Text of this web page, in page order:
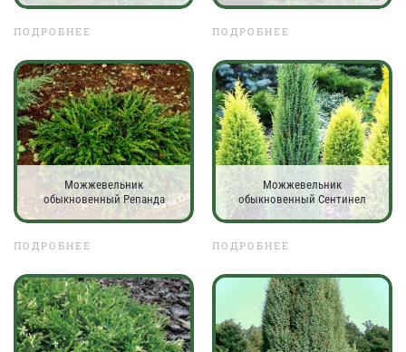
ПОДРОБНЕЕ ПОДРОБНЕЕ
Можжевельник
обыкновенный Репанда
ПОДРОБНЕЕ
Можжевельник
обыкновенный Сентинел
ПОДРОБНЕЕ